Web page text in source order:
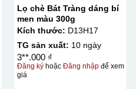
Lọ chè Bát Tràng dáng bí
men màu 300g
Kích thước: D13H17
TG sản xuất: 10 ngày
3**.000 ₫
Đăng ký hoặcĐăng nhập để xem
giá